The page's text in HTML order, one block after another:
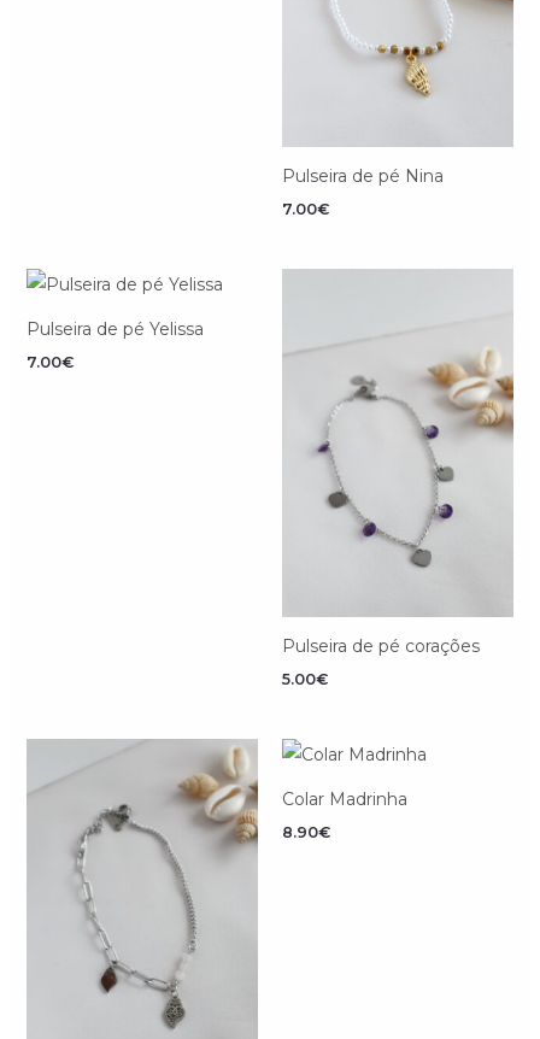
Pulseira de pé Nina
7.00€
Pulseira de pé Yelissa
7.00€
Pulseira de pé corações
5.00€
Colar Madrinha
8.90€